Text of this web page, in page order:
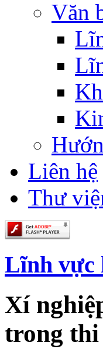
Văn
Liên hệ
Thư
Lĩnh vực
Xí
trong thi